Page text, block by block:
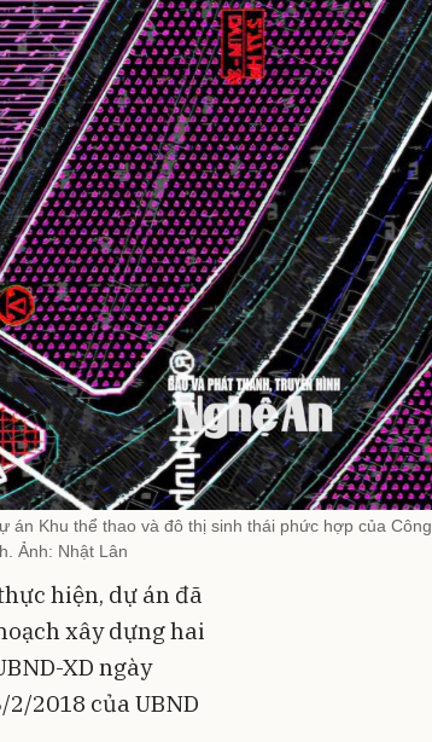
án Khu thể thao và đô thị sinh thái phức hợp của Công
Ảnh: Nhật Lân
hiện, dự án đã
xây dựng hai
XD ngày
2/2018 của UBND